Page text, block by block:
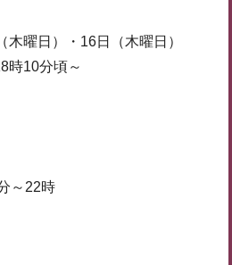
木曜日）・16日（木曜日）
時10分頃～
～22時